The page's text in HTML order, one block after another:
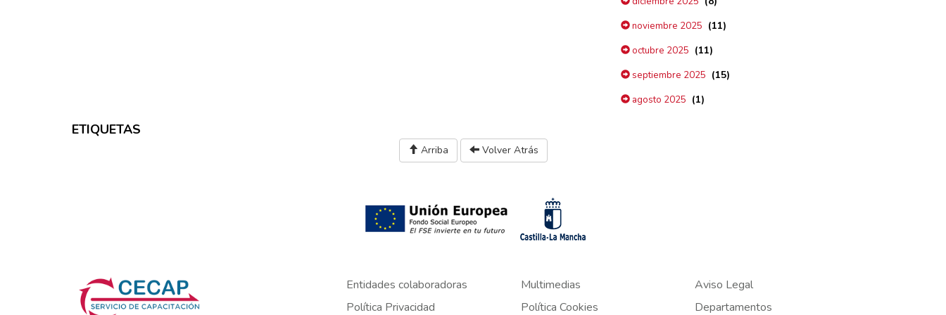
noviembre 2025 (11)
octubre 2025 (11)
septiembre 2025 (15)
agosto 2025 (1)
ETIQUETAS
Arriba Volver Atrás
Entidades colaboradoras Multimedias
Aviso Legal
Política Privacidad
Política Cookies Departamentos